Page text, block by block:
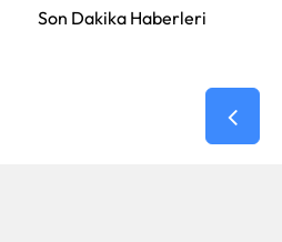
Son Dakika Haberleri